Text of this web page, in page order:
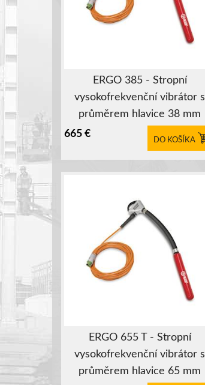
ERGO 385 - Stropní
vysokofrekvenční vibrátor s
průměrem hlavice 38 mm
665 €
DO KOŠÍKA
ERGO 655 T - Stropní
vysokofrekvenční vibrátor s
průměrem hlavice 65 mm